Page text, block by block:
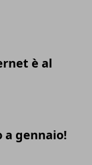
è al
a gennaio!